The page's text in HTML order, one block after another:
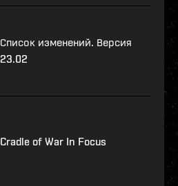
Список изменений. Версия
23.02
Cradle of War In Focus